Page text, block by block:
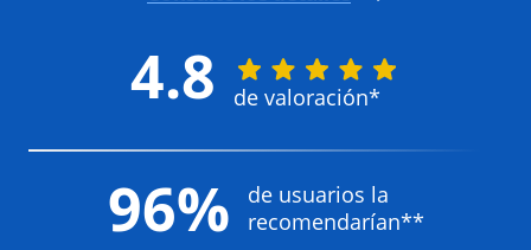
4.8 de valoración*
96%
de usuarios la
recomendarían**